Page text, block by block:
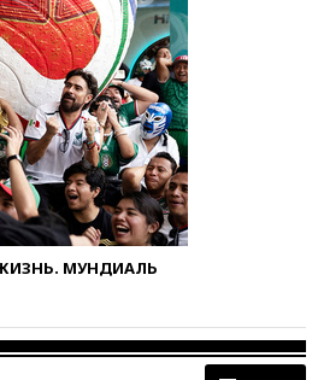
МУНДИАЛЬ